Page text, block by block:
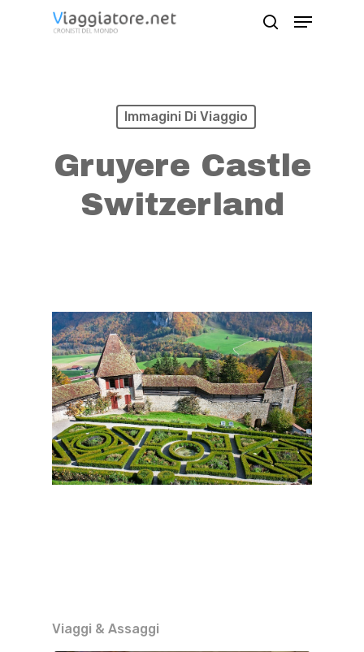
Menu
Immagini Di Viaggio
Gruyere Castle
Switzerland
Viaggi & Assaggi